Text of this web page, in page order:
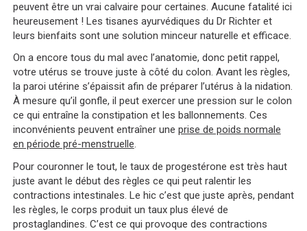
peuvent être un vrai calvaire pour certaines. Aucune fatalité ici
heureusement ! Les tisanes ayurvédiques du Dr Richter et
leurs bienfaits sont une solution minceur naturelle et efficace.
On a encore tous du mal avec l’anatomie, donc petit rappel,
votre utérus se trouve juste à côté du colon. Avant les règles,
la paroi utérine s’épaissit afin de préparer l’utérus à la nidation.
À mesure qu’il gonfle, il peut exercer une pression sur le colon
ce qui entraîne la constipation et les ballonnements. Ces
inconvénients peuvent entraîner une prise de poids normale
en période pré-menstruelle.
Pour couronner le tout, le taux de progestérone est très haut
juste avant le début des règles ce qui peut ralentir les
contractions intestinales. Le hic c’est que juste après, pendant
les règles, le corps produit un taux plus élevé de
prostaglandines. C’est ce qui provoque des contractions